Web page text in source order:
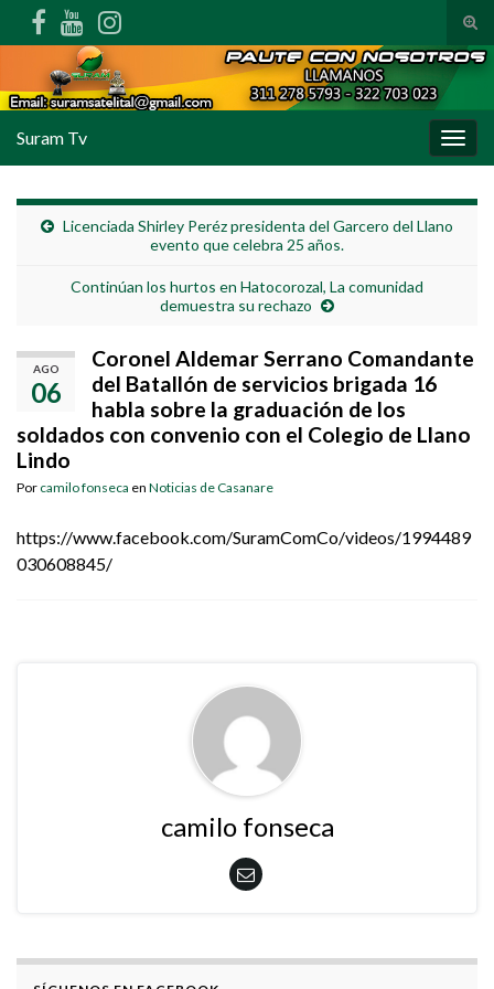
Suram Tv
Licenciada Shirley Peréz presidenta del Garcero del Llano
evento que celebra 25 años.
Continúan los hurtos en Hatocorozal, La comunidad
demuestra su rechazo
AGO
06
Coronel Aldemar Serrano Comandante
del Batallón de servicios brigada 16
habla sobre la graduación de los
soldados con convenio con el Colegio de Llano
Lindo
Por camilo fonseca en Noticias de Casanare
https://www.facebook.com/SuramComCo/videos/1994489
030608845/
camilo fonseca